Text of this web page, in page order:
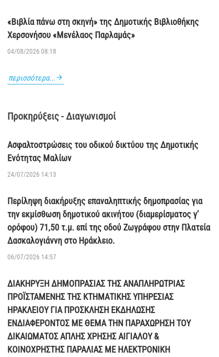
«Βιβλία πάνω στη σκηνή» της Δημοτικής Βιβλιοθήκης
Χερσονήσου «Μενέλαος Παρλαμάς»
04/08/2026 08:18
περισσότερα...
Προκηρύξεις - Διαγωνισμοί
Ασφαλτοστρώσεις του οδικού δικτύου της Δημοτικής
Ενότητας Μαλίων
24/07/2026 14:13
Περίληψη διακήρυξης επαναληπτικής δημοπρασίας για
την εκμίσθωση δημοτικού ακινήτου (διαμερίσματος γ’
ορόφου) 71,50 τ.μ. επί της οδού Ζωγράφου στην Πλατεία
Δασκαλογιάννη στο Ηράκλειο.
06/07/2026 14:57
ΔΙΑΚΗΡΥΞΗ ΔΗΜΟΠΡΑΣΙΑΣ ΤΗΣ ΑΝΑΠΛΗΡΩΤΡΙΑΣ
ΠΡΟΪΣΤΑΜΕΝΗΣ ΤΗΣ ΚΤΗΜΑΤΙΚΗΣ ΥΠΗΡΕΣΙΑΣ
ΗΡΑΚΛΕΙΟΥ ΓΙΑ ΠΡΟΣΚΛΗΣΗ ΕΚΔΗΛΩΣΗΣ
ΕΝΔΙΑΦΕΡΟΝΤΟΣ ΜΕ ΘΕΜΑ ΤΗΝ ΠΑΡΑΧΩΡΗΣΗ ΤΟΥ
ΔΙΚΑΙΩΜΑΤΟΣ ΑΠΛΗΣ ΧΡΗΣΗΣ ΑΙΓΙΑΛΟΥ &
ΚΟΙΝΟΧΡΗΣΤΗΣ ΠΑΡΑΛΙΑΣ ΜΕ ΗΛΕΚΤΡΟΝΙΚΗ